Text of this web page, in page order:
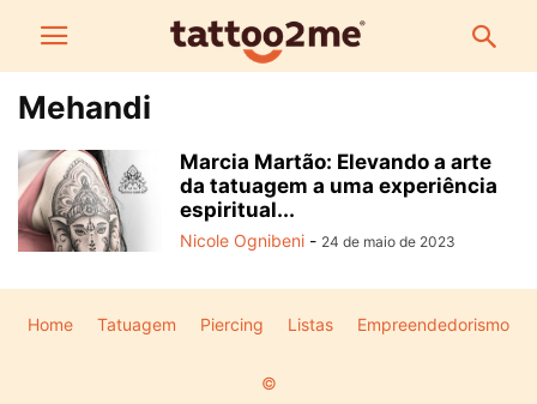
Mehandi
Marcia Martão: Elevando a arte
da tatuagem a uma experiência
espiritual...
Nicole Ognibeni - 24 de maio de 2023
Home Tatuagem Piercing Listas Empreendedorismo
©